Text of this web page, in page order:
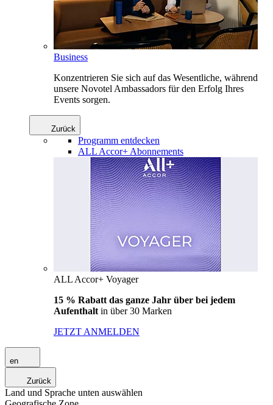
Business
Konzentrieren Sie sich auf das Wesentliche, während
unsere Novotel Ambassadors für den Erfolg Ihres
Events sorgen.
Zurück
Programm entdecken
ALL Accor+ Abonnements
ALL Accor+ Voyager
15 % Rabatt das ganze Jahr über bei jedem
Aufenthalt in über 30 Marken
JETZT ANMELDEN
en
Zurück
Land und Sprache unten auswählen